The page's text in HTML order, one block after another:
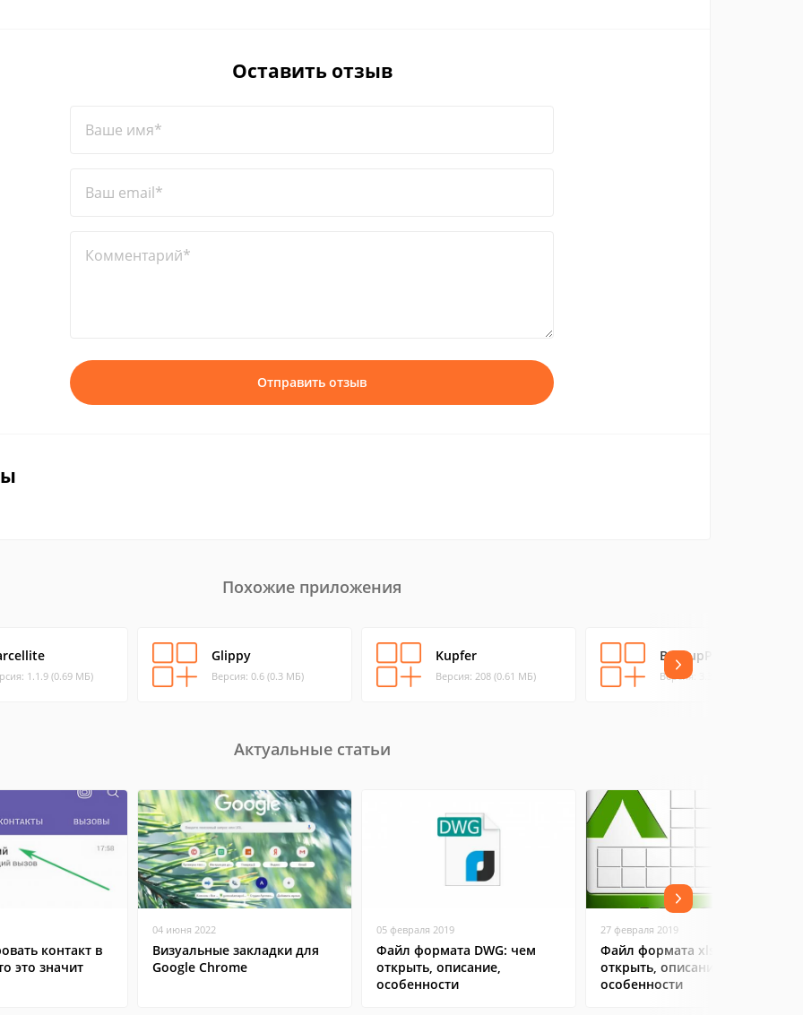
Оставить отзыв
Ваше имя*
Ваш email*
Комментарий*
Отправить отзыв
Похожие приложения
1.1.9 (0.69 МБ)
Glippy
Версия: 0.6 (0.3 МБ)
Kupfer
Версия: 208 (0.61 МБ)
BackupPC
Версия: 3.3.1 (0.53 МБ)
Актуальные статьи
контакт в
это значит
04 июня 2022
Визуальные закладки для
Google Chrome
05 февраля 2019
Файл формата DWG: чем
открыть, описание,
особенности
27 февраля 2019
Файл формата xlsx: чем
открыть, описание,
особенности